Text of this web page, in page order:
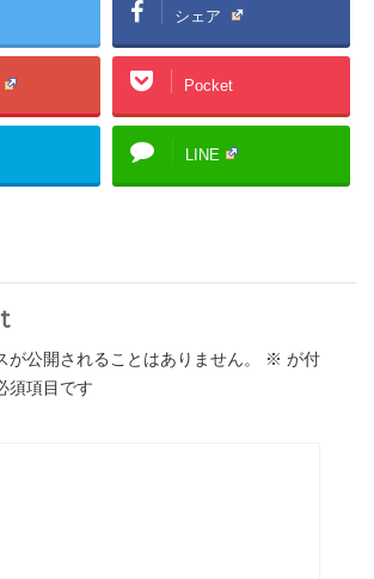
シェア
Pocket
LINE
が公開されることはありません。 ※ が付
須項目です